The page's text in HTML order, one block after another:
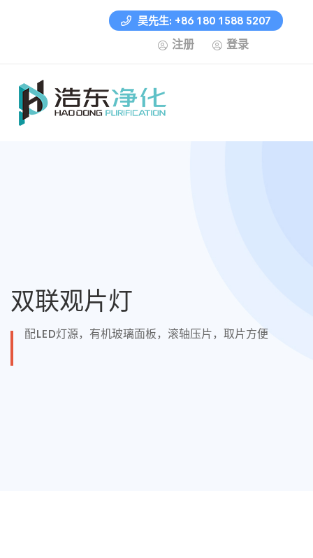
吴先生: +86 180 1588 5207
注册 登录
双联观片灯
配LED灯源，有机玻璃面板，滚轴压片，取片方便